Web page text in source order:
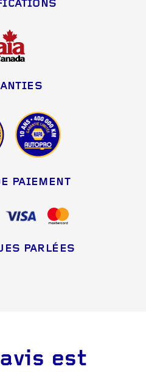
PAIEMENT
PARLÉES
est